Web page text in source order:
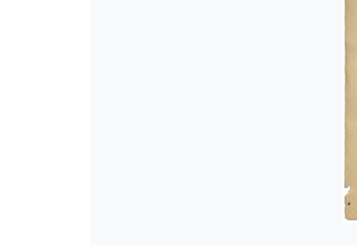
[Φάκελος] GR-As-MTH-003-
[Φάκελος] GR-As-MTH-003-
[Φάκελος] GR-As-MTH-003-
[Φάκελος] GR-As-MTH-003-
[Φάκελος] GR-As-MTH-003-
[Φάκελος] GR-As-MTH-003-
[Φάκελος] GR-As-MTH-003-
[Φάκελος] GR-As-MTH-003-
[Φάκελος] GR-As-MTH-003-
[Φάκελος] GR-As-MTH-003-
[Φάκελος] GR-As-MTH-003-
[Φάκελος] GR-As-MTH-003-